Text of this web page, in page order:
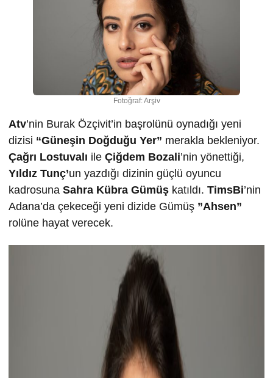
Fotoğraf: Arşiv
Atv’nin Burak Özçivit’in başrolünü oynadığı yeni
dizisi “Güneşin Doğduğu Yer” merakla bekleniyor.
Çağrı Lostuvalı ile Çiğdem Bozali’nin yönettiği,
Yıldız Tunç’un yazdığı dizinin güçlü oyuncu
kadrosuna Sahra Kübra Gümüş katıldı. TimsBi’nin
Adana’da çekeceği yeni dizide Gümüş ”Ahsen”
rolüne hayat verecek.